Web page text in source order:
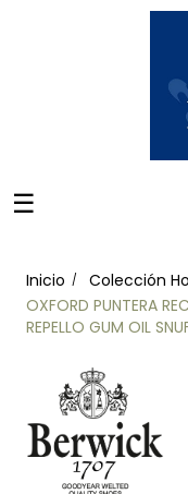
Navegación
☰
Inicio Colección
OXFORD PUNTERA
REPELLO GUM OIL